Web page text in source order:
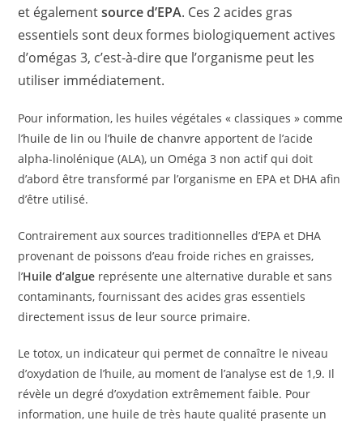
et égalementsource d’EPA. Ces 2 acides gras
essentiels sont deux formes biologiquement actives
d’omégas 3, c’est-à-dire que l’organisme peut les
utiliser immédiatement.
Pour information, les huiles végétales « classiques » comme
l’huile de lin ou l’huile de chanvre apportent de l’acide
alpha-linolénique (ALA), un Oméga 3 non actif qui doit
d’abord être transformé par l’organisme en EPA et DHA afin
d’être utilisé.
Contrairement aux sources traditionnelles d’EPA et DHA
provenant de poissons d’eau froide riches en graisses,
l’Huile d’algue représente une alternative durable et sans
contaminants, fournissant des acides gras essentiels
directement issus de leur source primaire.
Le totox, un indicateur qui permet de connaître le niveau
d’oxydation de l’huile, au moment de l’analyse est de 1,9. Il
révèle un degré d’oxydation extrêmement faible. Pour
information, une huile de très haute qualité prasente un